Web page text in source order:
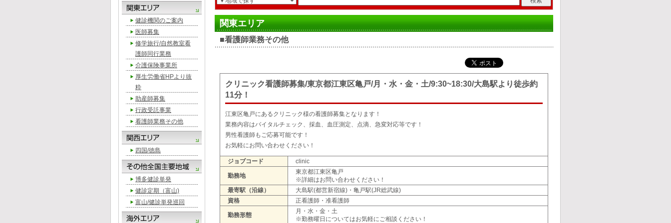
関東エリア
■看護師業務その他
クリニック看護師募集/東京都江東区亀戸/月・水・金・土/9:30~18:30/大島駅より徒歩約
11分！
江東区亀戸にあるクリニック様の看護師募集となります！
業務内容はバイタルチェック、採血、血圧測定、点滴、急変対応等です！
男性看護師もご応募可能です！
お気軽にお問い合わせください！
ジョブコード clinic
勤務地
東京都江東区亀戸
※詳細はお問い合わせください！
最寄駅（沿線）
大島駅(都営新宿線)・亀戸駅(JR総武線)
資格
正看護師・准看護師
勤務形態
月・水・金・土
※勤務曜日についてはお気軽にご相談ください！
健診機関のご案内
医師募集
修学旅行/自然教室看
護師同行業務
介護保険事業所
厚生労働省HPより抜
粋
助産師募集
行政受託事業
看護師業務その他
四国/徳島
博多健診単発
健診定期（富山)
富山/健診単発巡回